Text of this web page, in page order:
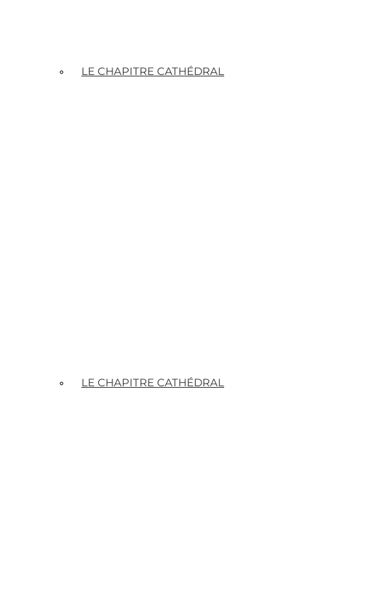
LE CHAPITRE CATHÉDRAL
LE CHAPITRE CATHÉDRAL